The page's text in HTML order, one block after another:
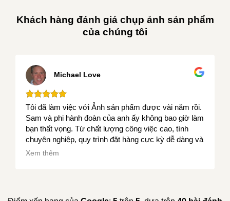
Khách hàng đánh giá chụp ảnh sản phẩm
của chúng tôi
Michael Love
Tôi đã làm việc với Ảnh sản phẩm được vài năm rồi.
Sam và phi hành đoàn của anh ấy không bao giờ làm
bạn thất vọng. Từ chất lượng công việc cao, tính
chuyên nghiệp, quy trình đặt hàng cực kỳ dễ dàng và
thời gian hoàn thành dự án nhanh chóng, tôi thực sự
Xem thêm